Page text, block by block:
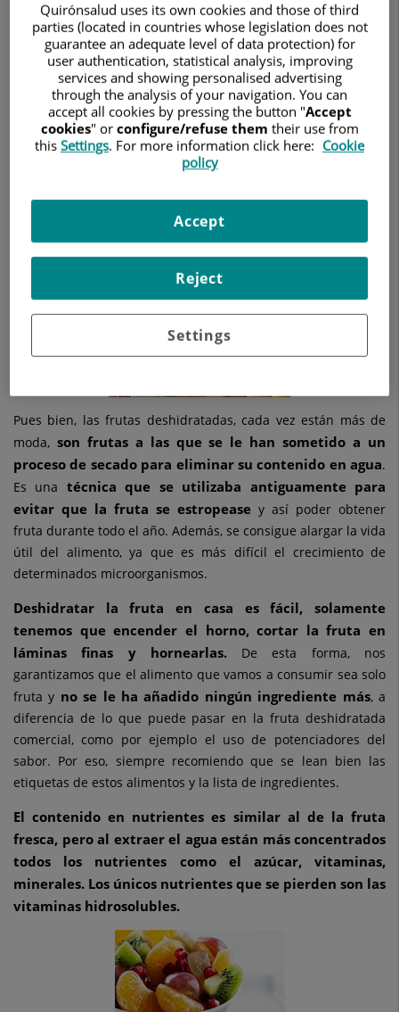
Pues bien, las frutas deshidratadas, cada vez están más de
moda, son frutas a las que se le han sometido a un
proceso de secado para eliminar su contenido en agua.
Es una técnica que se utilizaba antiguamente para
evitar que la fruta se estropease y así poder obtener
fruta durante todo el año. Además, se consigue alargar la vida
útil del alimento, ya que es más difícil el crecimiento de
determinados microorganismos.
Deshidratar la fruta en casa es fácil, solamente
tenemos que encender el horno, cortar la fruta en
láminas finas y hornearlas.De esta forma, nos
garantizamos que el alimento que vamos a consumir sea solo
fruta y no se le ha añadido ningún ingrediente más, a
diferencia de lo que puede pasar en la fruta deshidratada
comercial, como por ejemplo el uso de potenciadores del
sabor. Por eso, siempre recomiendo que se lean bien las
etiquetas de estos alimentos y la lista de ingredientes.
El contenido en nutrientes es similar al de la fruta
fresca, pero al extraer el agua están más concentrados
todos los nutrientes como el azúcar, vitaminas,
minerales. Los únicos nutrientes que se pierden son las
vitaminas hidrosolubles.
Quirónsalud uses its own cookies and those of third
parties (located in countries whose legislation does not
guarantee an adequate level of data protection) for
user authentication, statistical analysis, improving
services and showing personalised advertising
through the analysis of your navigation. You can
accept all cookies by pressing the button "Accept
cookies" or configure/refuse them their use from
this Settings. For more information click here: Cookie
policy
Settings
Reject
Accept